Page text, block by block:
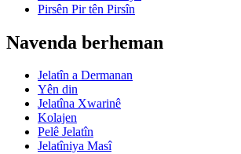
Pirsên Pir tên Pirsîn
Navenda berheman
Jelatîn a Dermanan
Yên din
Jelatîna Xwarinê
Kolajen
Pelê Jelatîn
Jelatîniya Masî